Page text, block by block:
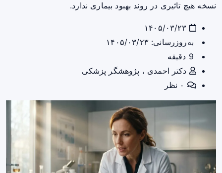
نسخه هیچ تاثیری در روند بهبود بیماری ندارد.
به‌روزرسانی: ۱۴۰۵/۰۳/۲۳
دکتر احمدی ، پژوهشگر پزشکی